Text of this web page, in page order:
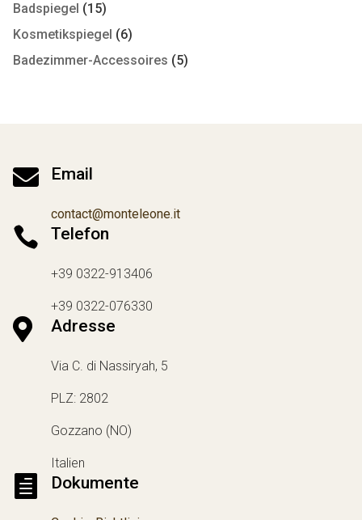
Badspiegel (15)
Kosmetikspiegel (6)
Badezimmer-Accessoires (5)
 Email
contact@monteleone.it
 Telefon
+39 0322-913406
+39 0322-076330
 Adresse
Via C. di Nassiryah, 5
PLZ: 2802
Gozzano (NO)
Italien
 Dokumente